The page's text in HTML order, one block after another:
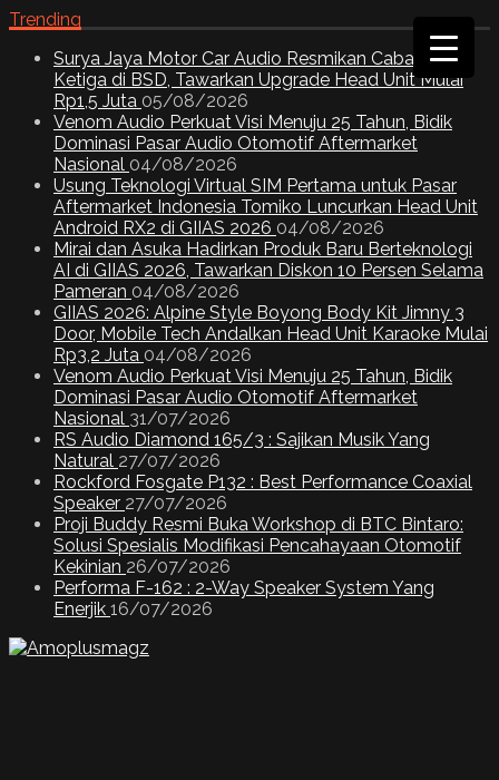
Trending
Surya Jaya Motor Car Audio Resmikan Cabang
Ketiga di BSD, Tawarkan Upgrade Head Unit Mulai
Rp1,5 Juta 05/08/2026
Venom Audio Perkuat Visi Menuju 25 Tahun, Bidik
Dominasi Pasar Audio Otomotif Aftermarket
Nasional 04/08/2026
Usung Teknologi Virtual SIM Pertama untuk Pasar
Aftermarket Indonesia Tomiko Luncurkan Head Unit
Android RX2 di GIIAS 2026 04/08/2026
Mirai dan Asuka Hadirkan Produk Baru Berteknologi
AI di GIIAS 2026, Tawarkan Diskon 10 Persen Selama
Pameran 04/08/2026
GIIAS 2026: Alpine Style Boyong Body Kit Jimny 3
Door, Mobile Tech Andalkan Head Unit Karaoke Mulai
Rp3,2 Juta 04/08/2026
Venom Audio Perkuat Visi Menuju 25 Tahun, Bidik
Dominasi Pasar Audio Otomotif Aftermarket
Nasional 31/07/2026
RS Audio Diamond 165/3 : Sajikan Musik Yang
Natural 27/07/2026
Rockford Fosgate P132 : Best Performance Coaxial
Speaker 27/07/2026
Proji Buddy Resmi Buka Workshop di BTC Bintaro:
Solusi Spesialis Modifikasi Pencahayaan Otomotif
Kekinian 26/07/2026
Performa F-162 : 2-Way Speaker System Yang
Enerjik 16/07/2026